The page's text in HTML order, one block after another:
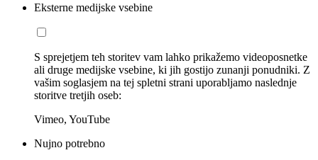
Eksterne medijske vsebine
S sprejetjem teh storitev vam lahko prikažemo videoposnetke
ali druge medijske vsebine, ki jih gostijo zunanji ponudniki. Z
vašim soglasjem na tej spletni strani uporabljamo naslednje
storitve tretjih oseb:
Vimeo, YouTube
Nujno potrebno